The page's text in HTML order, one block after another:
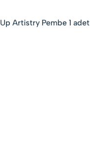
Artistry Pembe 1 adet